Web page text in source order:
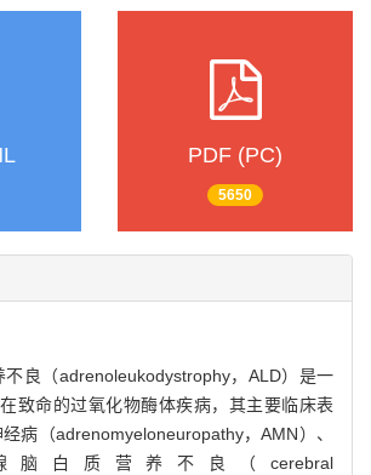
PDF (PC)
5650
良（adrenoleukodystrophy，ALD）是一
致命的过氧化物酶体疾病，其主要临床表
病（adrenomyeloneuropathy，AMN）、
脑白质营养不良（cerebral